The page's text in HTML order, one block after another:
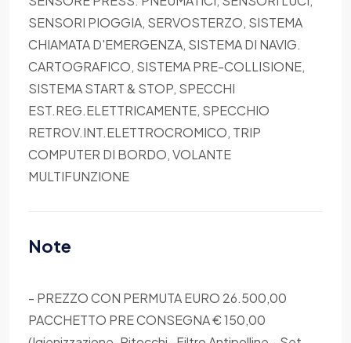
SENSORI PIOGGIA, SERVOSTERZO, SISTEMA
CHIAMATA D'EMERGENZA, SISTEMA DI NAVIG.
CARTOGRAFICO, SISTEMA PRE-COLLISIONE,
SISTEMA START & STOP, SPECCHI
EST.REG.ELETTRICAMENTE, SPECCHIO
RETROV.INT.ELETTROCROMICO, TRIP
COMPUTER DI BORDO, VOLANTE
MULTIFUNZIONE
Note
- PREZZO CON PERMUTA EURO 26.500,00
PACCHETTO PRE CONSEGNA € 150,00